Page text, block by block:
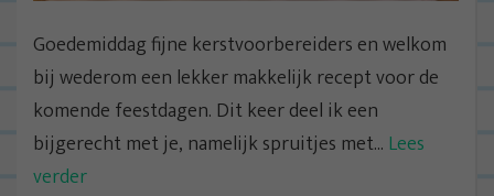
Goedemiddag fijne kerstvoorbereiders en welkom
bij wederom een lekker makkelijk recept voor de
komende feestdagen. Dit keer deel ik een
bijgerecht met je, namelijk spruitjes met... Lees
verder